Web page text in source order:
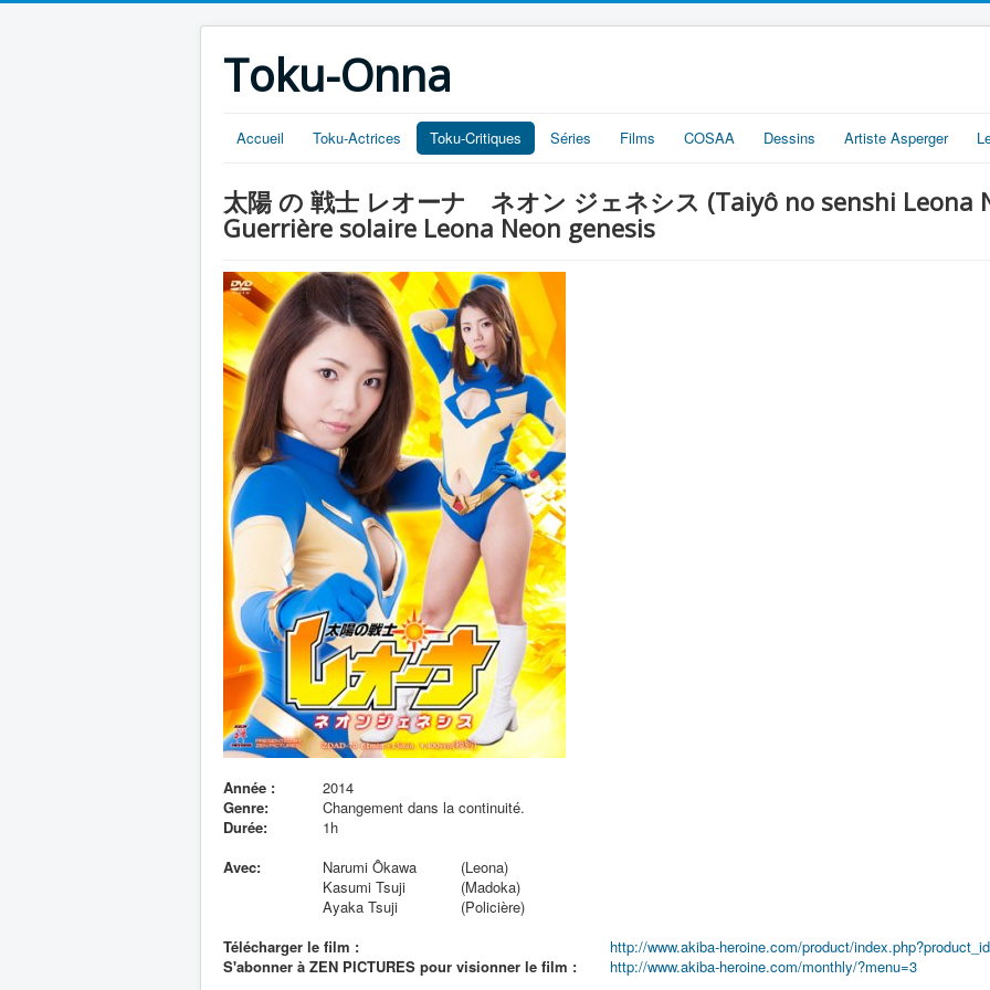
Toku-Onna
Accueil Toku-Actrices Toku-Critiques Séries Films COSAA Dessins Artiste Asperger
太陽 の 戦士 レオーナ ネオン ジェネシス (Taiyô no senshi Leona
Guerrière solaire Leona Neon genesis
Année :
2014
Genre:
Changement dans la continuité.
Durée:
1h
Avec:
Narumi Ôkawa
(Leona)
Kasumi Tsuji
(Madoka)
Ayaka Tsuji
(Policière)
Télécharger le film :
http://www.akiba-heroine.com/product/
S'abonner à ZEN PICTURES pour visionner le film :
http://www.akiba-heroine.com/monthly/?menu=3